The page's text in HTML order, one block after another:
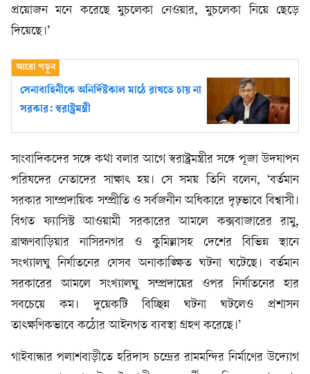
প্রয়োজন মনে করেছে মুচলেকা নেওয়ার, মুচলেকা নিয়ে ছেড়ে
দিয়েছে।’
সেনাবাহিনীকে অনির্দিষ্টকাল মাঠে রাখতে চায় না
সরকার: স্বরাষ্ট্রমন্ত্রী
সাংবাদিকদের সঙ্গে কথা বলার আগে স্বরাষ্ট্রমন্ত্রীর সঙ্গে পূজা উদযাপন
পরিষদের নেতাদের সাক্ষাৎ হয়। সে সময় তিনি বলেন, ‘বর্তমান
সরকার সাম্প্রদায়িক সম্প্রীতি ও সর্বজনীন অধিকারে দৃঢ়ভাবে বিশ্বাসী।
বিগত ফ্যাসিস্ট আওয়ামী সরকারের আমলে কক্সবাজারের রামু,
ব্রাহ্মণবাড়িয়ার নাসিরনগর ও কুমিল্লাসহ দেশের বিভিন্ন স্থানে
সংখ্যালঘু নির্যাতনের যেসব অনাকাঙ্ক্ষিত ঘটনা ঘটেছে। বর্তমান
সরকারের আমলে সংখ্যালঘু সম্প্রদায়ের ওপর নির্যাতনের হার
সবচেয়ে কম। দুয়েকটি বিচ্ছিন্ন ঘটনা ঘটলেও প্রশাসন
তাৎক্ষণিকভাবে কঠোর আইনগত ব্যবস্থা গ্রহণ করেছে।’
গাইবান্ধার পলাশবাড়ীতে হরিদাস চন্দ্রের রামমন্দির নির্মাণের উদ্যোগ